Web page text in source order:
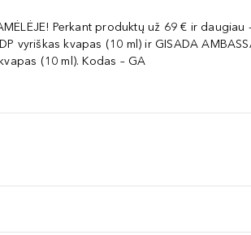
Perkant produktų už 69 € ir daugiau
vyriškas kvapas (10 ml) ir GISADA
(10 ml). Kodas – GA